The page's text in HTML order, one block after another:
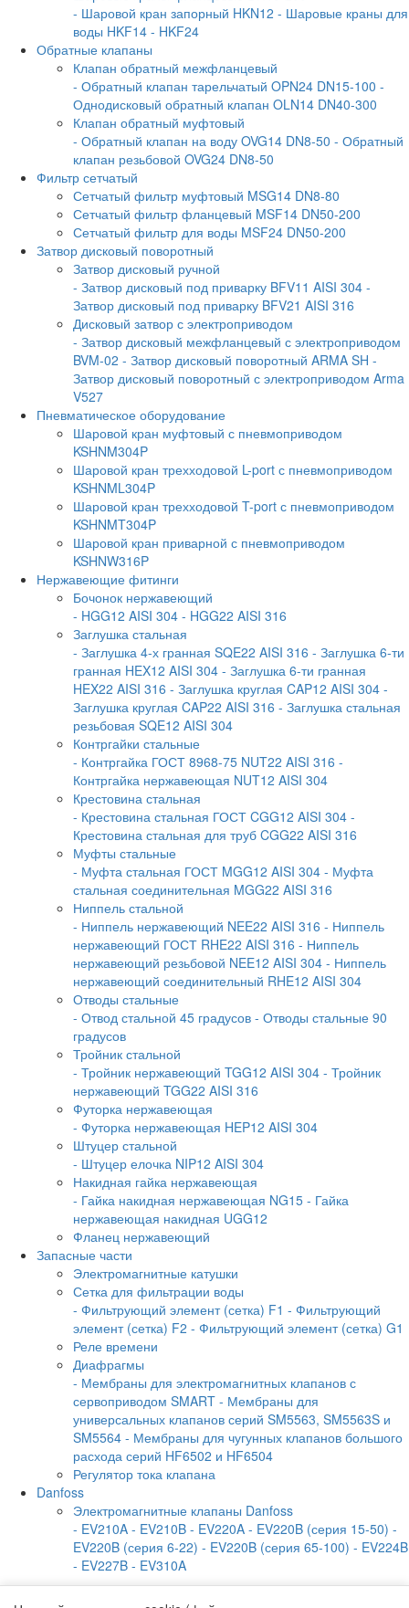
- Шаровой кран запорный HKN12 - Шаровые краны для
воды HKF14 - HKF24
Обратные клапаны
Клапан обратный межфланцевый
- Обратный клапан тарельчатый OPN24 DN15-100 -
Однодисковый обратный клапан OLN14 DN40-300
Клапан обратный муфтовый
- Обратный клапан на воду OVG14 DN8-50 - Обратный
клапан резьбовой OVG24 DN8-50
Фильтр сетчатый
Сетчатый фильтр муфтовый MSG14 DN8-80
Сетчатый фильтр фланцевый MSF14 DN50-200
Сетчатый фильтр для воды MSF24 DN50-200
Затвор дисковый поворотный
Затвор дисковый ручной
- Затвор дисковый под приварку BFV11 AISI 304 -
Затвор дисковый под приварку BFV21 AISI 316
Дисковый затвор с электроприводом
- Затвор дисковый межфланцевый с электроприводом
BVM-02 - Затвор дисковый поворотный ARMA SH -
Затвор дисковый поворотный с электроприводом Arma
V527
Пневматическое оборудование
Шаровой кран муфтовый с пневмоприводом
KSHNM304P
Шаровой кран трехходовой L-port с пневмоприводом
KSHNML304P
Шаровой кран трехходовой T-port с пневмоприводом
KSHNMT304P
Шаровой кран приварной с пневмоприводом
KSHNW316P
Нержавеющие фитинги
Бочонок нержавеющий
- HGG12 AISI 304 - HGG22 AISI 316
Заглушка стальная
- Заглушка 4-х гранная SQE22 AISI 316 - Заглушка 6-ти
гранная HEX12 AISI 304 - Заглушка 6-ти гранная
HEX22 AISI 316 - Заглушка круглая CAP12 AISI 304 -
Заглушка круглая CAP22 AISI 316 - Заглушка стальная
резьбовая SQE12 AISI 304
Контргайки стальные
- Контргайка ГОСТ 8968-75 NUT22 AISI 316 -
Контргайка нержавеющая NUT12 AISI 304
Крестовина стальная
- Крестовина стальная ГОСТ CGG12 AISI 304 -
Крестовина стальная для труб CGG22 AISI 316
Муфты стальные
- Муфта стальная ГОСТ MGG12 AISI 304 - Муфта
стальная соединительная MGG22 AISI 316
Ниппель стальной
- Ниппель нержавеющий NEE22 AISI 316 - Ниппель
нержавеющий ГОСТ RHE22 AISI 316 - Ниппель
нержавеющий резьбовой NEE12 AISI 304 - Ниппель
нержавеющий соединительный RHE12 AISI 304
Отводы стальные
- Отвод стальной 45 градусов - Отводы стальные 90
градусов
Тройник стальной
- Тройник нержавеющий TGG12 AISI 304 - Тройник
нержавеющий TGG22 AISI 316
Футорка нержавеющая
- Футорка нержавеющая HEP12 AISI 304
Штуцер стальной
- Штуцер елочка NIP12 AISI 304
Накидная гайка нержавеющая
- Гайка накидная нержавеющая NG15 - Гайка
нержавеющая накидная UGG12
Фланец нержавеющий
Запасные части
Электромагнитные катушки
Сетка для фильтрации воды
- Фильтрующий элемент (сетка) F1 - Фильтрующий
элемент (сетка) F2 - Фильтрующий элемент (сетка) G1
Реле времени
Диафрагмы
- Мембраны для электромагнитных клапанов с
сервоприводом SMART - Мембраны для
универсальных клапанов серий SM5563, SM5563S и
SM5564 - Мембраны для чугунных клапанов большого
расхода серий HF6502 и HF6504
Регулятор тока клапана
Danfoss
Электромагнитные клапаны Danfoss
- EV210A - EV210B - EV220A - EV220B (серия 15-50) -
EV220B (серия 6-22) - EV220B (серия 65-100) - EV224B
- EV227B - EV310A
О фирме